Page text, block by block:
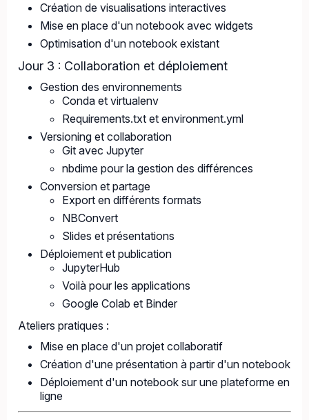
Création de visualisations interactives
Mise en place d'un notebook avec widgets
Optimisation d'un notebook existant
Jour 3 : Collaboration et déploiement
Gestion des environnements
Conda et virtualenv
Requirements.txt et environment.yml
Versioning et collaboration
Git avec Jupyter
nbdime pour la gestion des différences
Conversion et partage
Export en différents formats
NBConvert
Slides et présentations
Déploiement et publication
JupyterHub
Voilà pour les applications
Google Colab et Binder
Ateliers pratiques :
Mise en place d'un projet collaboratif
Création d'une présentation à partir d'un notebook
Déploiement d'un notebook sur une plateforme en
ligne